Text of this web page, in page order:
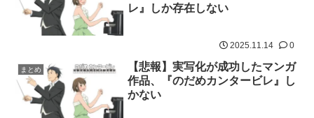
レ』しか存在しない
2025.11.14 0
まとめ
【悲報】実写化が成功したマンガ
作品、『のだめカンタービレ』し
かない